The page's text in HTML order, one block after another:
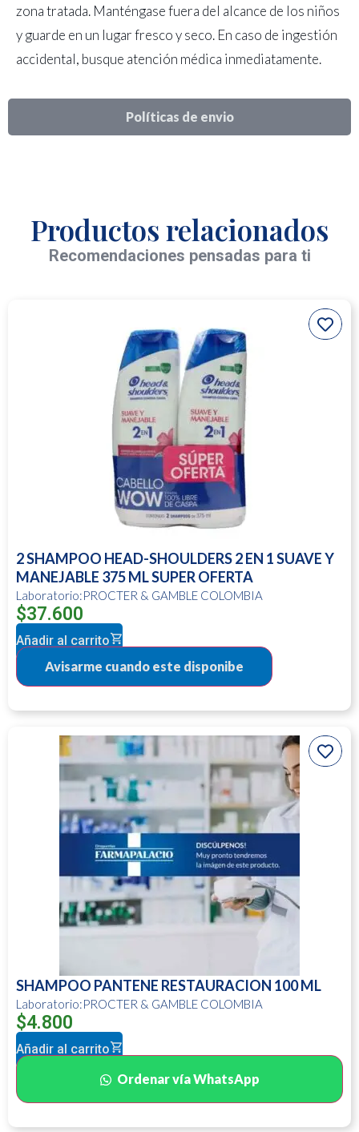
Políticas de envio
zona tratada. Manténgase fuera del alcance de los niños
y guarde en un lugar fresco y seco. En caso de ingestión
accidental, busque atención médica inmediatamente.
Productos relacionados
Recomendaciones pensadas para ti
2 SHAMPOO HEAD-SHOULDERS 2 EN 1 SUAVE Y
MANEJABLE 375 ML SUPER OFERTA
Laboratorio:PROCTER & GAMBLE COLOMBIA
$37.600
Añadir al carrito
SHAMPOO PANTENE RESTAURACION 100 ML
Laboratorio:PROCTER & GAMBLE COLOMBIA
$4.800
Añadir al carrito
Ordenar vía WhatsApp